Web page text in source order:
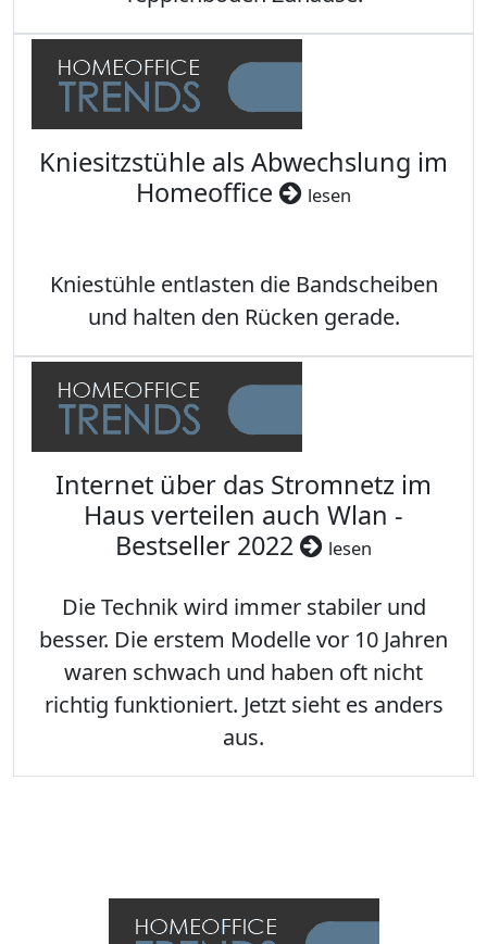
Kniesitzstühle als Abwechslung im
Homeoffice
lesen
Kniestühle entlasten die Bandscheiben
und halten den Rücken gerade.
Internet über das Stromnetz im
Haus verteilen auch Wlan -
Bestseller 2022
lesen
Die Technik wird immer stabiler und
besser. Die erstem Modelle vor 10 Jahren
waren schwach und haben oft nicht
richtig funktioniert. Jetzt sieht es anders
aus.